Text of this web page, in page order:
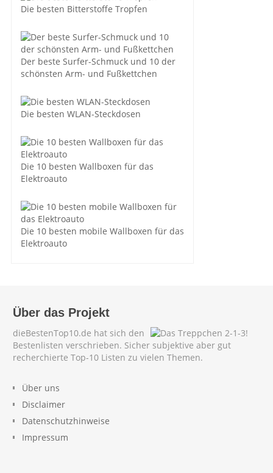
Die besten Bitterstoffe Tropfen
Der beste Surfer-Schmuck und 10 der
schönsten Arm- und Fußkettchen
Die besten WLAN-Steckdosen
Die 10 besten Wallboxen für das
Elektroauto
Die 10 besten mobile Wallboxen für das
Elektroauto
Über das Projekt
dieBestenTop10.de hat sich den
Bestenlisten verschrieben. Sicher subjektive aber gut
recherchierte Top-10 Listen zu vielen Themen.
Über uns
Disclaimer
Datenschutzhinweise
Impressum